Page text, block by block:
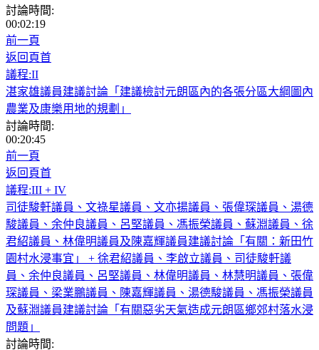
討論時間:
00:02:19
前一頁
返回頁首
議程:II
湛家雄議員建議討論「建議檢討元朗區內的各張分區大綱圖內
農業及康樂用地的規劃」
討論時間:
00:20:45
前一頁
返回頁首
議程:III + IV
司徒駿軒議員、文祿星議員、文亦揚議員、張偉琛議員、湯德
駿議員、余仲良議員、呂堅議員、馮振榮議員、蘇淵議員、徐
君紹議員、林偉明議員及陳嘉輝議員建議討論「有關：新田竹
園村水浸事宜」 + 徐君紹議員、李啟立議員、司徒駿軒議
員、余仲良議員、呂堅議員、林偉明議員、林慧明議員、張偉
琛議員、梁業鵬議員、陳嘉輝議員、湯德駿議員、馮振榮議員
及蘇淵議員建議討論「有關惡劣天氣造成元朗區鄉郊村落水浸
問題」
討論時間: